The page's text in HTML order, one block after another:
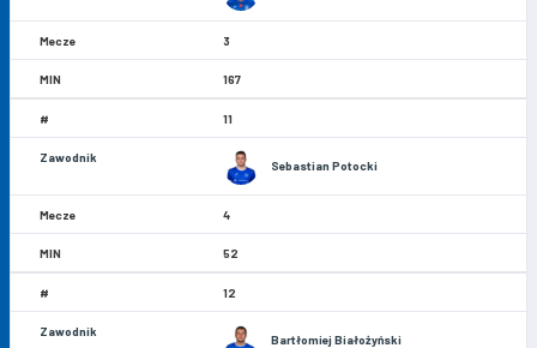
3
167
11
Sebastian Potocki
4
52
12
Bartłomiej Białożyński